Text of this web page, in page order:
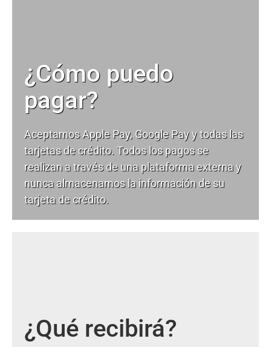
¿Cómo puedo
pagar?
Aceptamos Apple Pay, Google Pay y todas las
tarjetas de crédito. Todos los pagos se
realizan a través de una plataforma externa y
nunca almacenamos la información de su
tarjeta de crédito.
¿Qué recibirá?